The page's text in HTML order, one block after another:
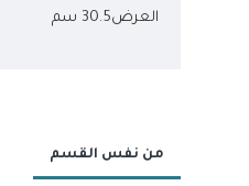
العرض30.5 سم
من نفس القسم